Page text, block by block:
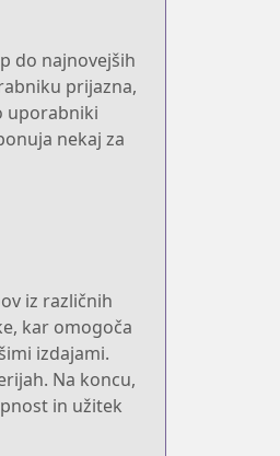
do najnovejših
prijazna,
uporabniki
nekaj za
iz različnih
kar omogoča
izdajami.
Na koncu,
in užitek